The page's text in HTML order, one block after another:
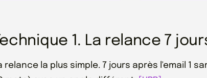
1. La relance 7
relance la plus simple. 7 jours après l'email 1